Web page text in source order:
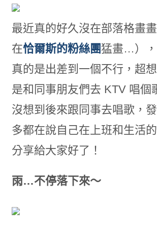
最近真的好久沒在部落格畫
在恰爾斯的粉絲團猛畫…）
真的是出差到一個不行，超
是和同事朋友們去 KTV 唱個
沒想到後來跟同事去唱歌，
多都在說自己在上班和生活
分享給大家好了！
雨…不停落下來～